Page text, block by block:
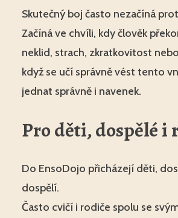
Skutečný boj často nezačíná
Začíná ve chvíli, kdy člověk
neklid, strach, zkratkovitost
když se učí správně vést tento
jednat správně i navenek.
Pro děti, dospělé i
Do EnsoDojo přicházejí děti,
dospělí.
Často cvičí i rodiče spolu se